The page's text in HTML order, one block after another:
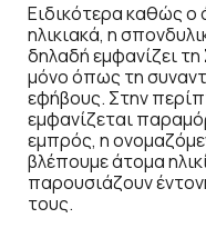
Ειδικότερα καθώς
ηλικιακά, η
δηλαδή εμφανίζει τη
μόνο όπως τη
εφήβους. Στην
εμφανίζεται
εμπρός, η
βλέπουμε άτομα
παρουσιάζουν
τους.